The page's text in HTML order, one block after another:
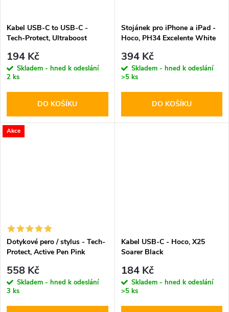
Kabel USB-C to USB-C -
Tech-Protect, Ultraboost
194 Kč
Skladem - hned k odeslání
2 ks
DO KOŠÍKU
Stojánek pro iPhone a iPad -
Hoco, PH34 Excelente White
394 Kč
Skladem - hned k odeslání
>5 ks
DO KOŠÍKU
Akce
Dotykové pero / stylus - Tech-
Protect, Active Pen Pink
558 Kč
Skladem - hned k odeslání
3 ks
Kabel USB-C - Hoco, X25
Soarer Black
184 Kč
Skladem - hned k odeslání
>5 ks